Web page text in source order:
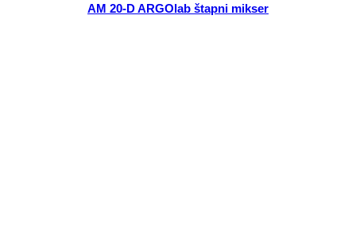
AM 20-D ARGOlab štapni mikser